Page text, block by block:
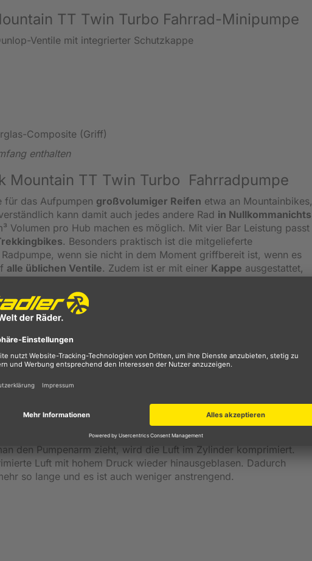
TT Twin Turbo Fahrrad-Minipumpe
Ventile mit integrierter Schutzkappe
Composite (Griff)
enthalten
Mountain TT Twin Turbo Fahrradpumpe
für das Aufpumpen großvolumiger Reifen etwa an Mountainbikes,
kann damit auch jedes andere Rad in Nullkommanichts
Volumen pro Hub machen es möglich. Mit vier Bar Leistung passt
. Besonders praktisch ist die mitgelieferte
wenn sie nicht in dem Moment griffbereit ist, wenn es
alle üblichen Ventile. Zudem ist er mit einer Kappe ausgestattet,
dieser Luftpumpe wurde aus Aluminium
Sie misst 22 x 5 x 4 Zentimeter und wiegt ungefähr 192
TT Twin Turbo Mini-Luftpumpe
Sehr gut! Testsieger!
auf ganzer Linie. Dank der Twin-Turbo-Technologie, bei
Pumpvolumen überragend. Der benötigte Kraftaufwand bleibt
den Pumpenarm zieht, wird die Luft im Zylinder komprimiert.
Luft mit hohem Druck wieder hinausgeblasen. Dadurch
so lange und es ist auch weniger anstrengend.